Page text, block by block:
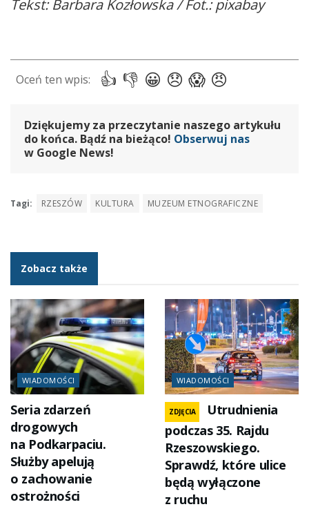
Tekst: Barbara Kozłowska / Fot.: pixabay
Dziękujemy za przeczytanie naszego artykułu
do końca. Bądź na bieżąco! Obserwuj nas
w Google News!
Tagi: RZESZÓW KULTURA MUZEUM ETNOGRAFICZNE
Zobacz także
WIADOMOŚCI
Seria zdarzeń
drogowych
na Podkarpaciu.
Służby apelują
o zachowanie
ostrożności
WIADOMOŚCI
ZDJĘCIA
Utrudnienia
podczas 35. Rajdu
Rzeszowskiego.
Sprawdź, które ulice
będą wyłączone
z ruchu